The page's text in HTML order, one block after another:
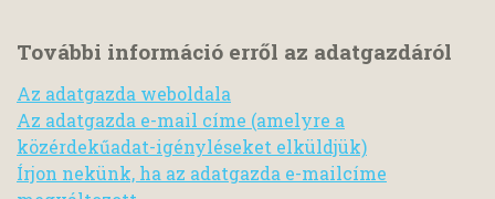
További információ erről az adatgazdáról
Az adatgazda weboldala
Az adatgazda e-mail címe (amelyre a
közérdekűadat-igényléseket elküldjük)
Írjon nekünk, ha az adatgazda e-mailcíme